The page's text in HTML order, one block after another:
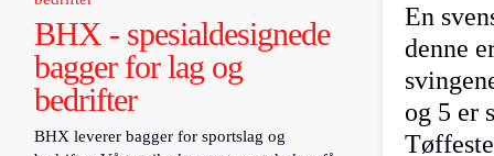
En
denne
og 5 er
BHX - spesialdesignede
bagger for lag og
bedrifter
BHX leverer bagger for sportslag og